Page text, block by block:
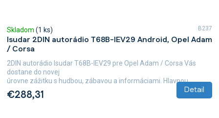
Isudar 2DIN autorádio T68B-IEV29 Android, Opel Adam
/ Corsa
Skladom (1 ks)
€288,31 Detail
2DIN autorádio Isudar T68B-IEV29 pre Opel Adam / Corsa Vás
dostane do novej
úrovne zážitku s hudbou, zábavou a informáciami. Hlavnou...
B237